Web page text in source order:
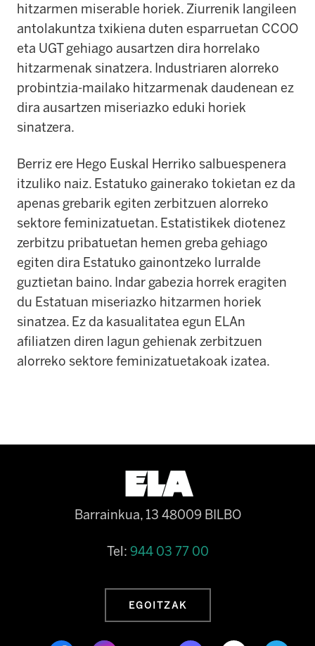
hitzarmen miserable horiek. Ziurrenik langileen
antolakuntza txikiena duten esparruetan CCOO
eta UGT gehiago ausartzen dira horrelako
hitzarmenak sinatzera. Industriaren alorreko
probintzia-mailako hitzarmenak daudenean ez
dira ausartzen miseriazko eduki horiek
sinatzera.
Berriz ere Hego Euskal Herriko salbuespenera
itzuliko naiz. Estatuko gainerako tokietan ez da
apenas grebarik egiten zerbitzuen alorreko
sektore feminizatuetan. Estatistikek diotenez
zerbitzu pribatuetan hemen greba gehiago
egiten dira Estatuko gainontzeko lurralde
guztietan baino. Indar gabezia horrek eragiten
du Estatuan miseriazko hitzarmen horiek
sinatzea. Ez da kasualitatea egun ELAn
afiliatzen diren lagun gehienak zerbitzuen
alorreko sektore feminizatuetakoak izatea.
Barrainkua, 13 48009 BILBO
Tel: 944 03 77 00
EGOITZAK